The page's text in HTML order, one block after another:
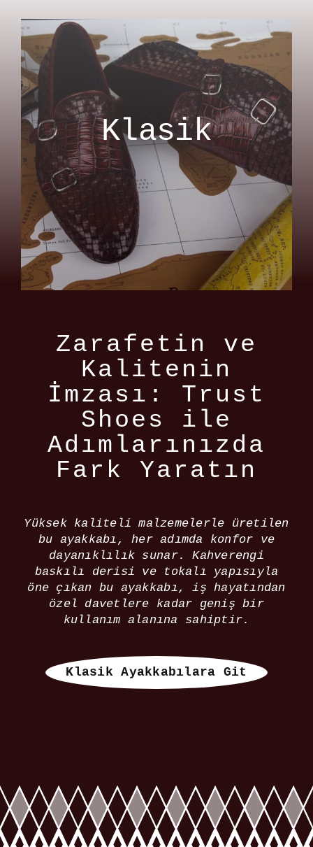
Klasik
Zarafetin ve
Kalitenin
İmzası: Trust
Shoes ile
Adımlarınızda
Fark Yaratın
Yüksek kaliteli malzemelerle üretilen
bu ayakkabı, her adımda konfor ve
dayanıklılık sunar. Kahverengi
baskılı derisi ve tokalı yapısıyla
öne çıkan bu ayakkabı, iş hayatından
özel davetlere kadar geniş bir
kullanım alanına sahiptir.
Klasik Ayakkabılara Git